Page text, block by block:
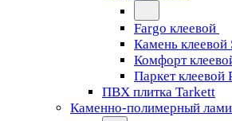
Fargo клеевой
Камень клеевой
Комфорт
Паркет клеевой
ПВХ плитка Tarkett
Каменно-полимерный